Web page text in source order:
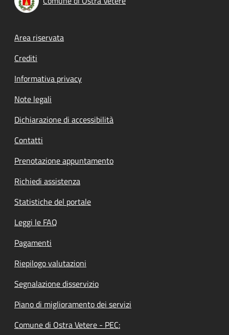
Footer menu
Area riservata
Crediti
Informativa privacy
Note legali
Dichiarazione di accessibilità
Contatti
Prenotazione appuntamento
Richiedi assistenza
Statistiche del portale
Leggi le FAQ
Pagamenti
Riepilogo valutazioni
Segnalazione disservizio
Piano di miglioramento dei servizi
Comune di Ostra Vetere - PEC: